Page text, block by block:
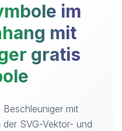
im
mit
gratis
mit
SVG-Vektor- und